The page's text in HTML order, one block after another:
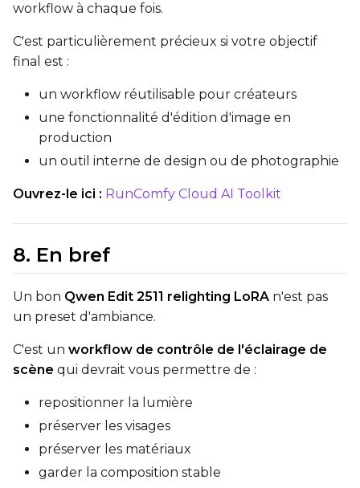
workflow à chaque fois.
C'est particulièrement précieux si votre objectif
final est :
un workflow réutilisable pour créateurs
une fonctionnalité d'édition d'image en
production
un outil interne de design ou de photographie
Ouvrez-le ici : RunComfy Cloud AI Toolkit
8. En bref
Un bon Qwen Edit 2511 relighting LoRA n'est pas
un preset d'ambiance.
C'est un workflow de contrôle de l'éclairage de
scène qui devrait vous permettre de :
repositionner la lumière
préserver les visages
préserver les matériaux
garder la composition stable